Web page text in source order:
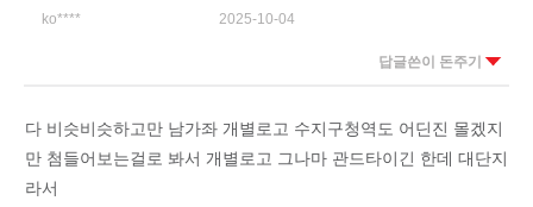
ko**** 2025-10-04
답글쓴이 돈주기
다 비슷비슷하고만 남가좌 개별로고 수지구청역도 어딘진 몰겠지
만 첨들어보는걸로 봐서 개별로고 그나마 관드타이긴 한데 대단지
라서